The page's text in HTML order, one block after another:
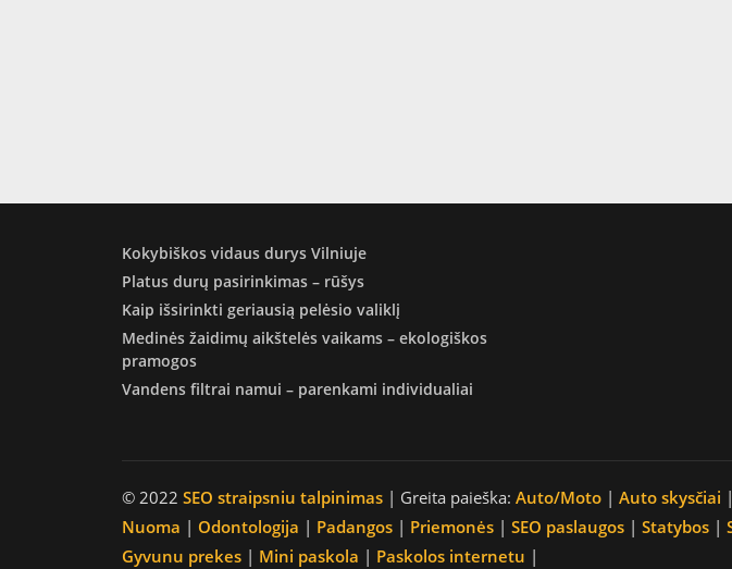
Kokybiškos vidaus durys Vilniuje
Platus durų pasirinkimas – rūšys
Kaip išsirinkti geriausią pelėsio valiklį
Medinės žaidimų aikštelės vaikams – ekologiškos
pramogos
Vandens filtrai namui – parenkami individualiai
© 2022 SEO straipsniu talpinimas | Greita paieška: Auto/Moto | Auto skysčiai |
Nuoma | Odontologija | Padangos | Priemonės | SEO paslaugos | Statybos |
Gyvunu prekes | Mini paskola | Paskolos internetu |